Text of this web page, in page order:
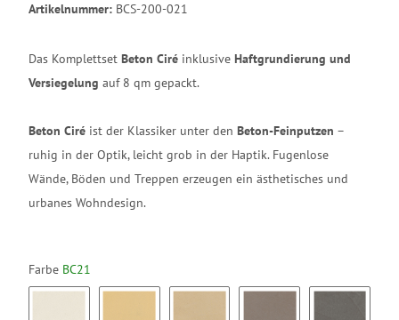
Artikelnummer: BCS-200-021
Das Komplettset Beton Ciré inklusive Haftgrundierung und
Versiegelung auf 8 qm gepackt.
Beton Ciré ist der Klassiker unter den Beton-Feinputzen –
ruhig in der Optik, leicht grob in der Haptik. Fugenlose
Wände, Böden und Treppen erzeugen ein ästhetisches und
urbanes Wohndesign.
Farbe BC21